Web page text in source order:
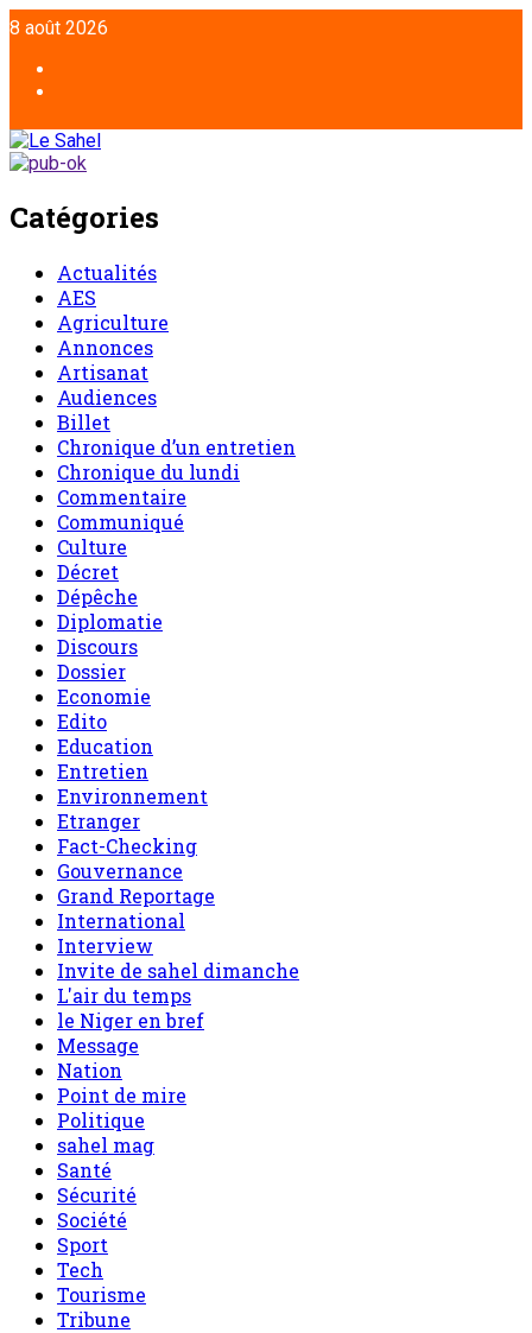
8 août 2026
Catégories
Actualités
AES
Agriculture
Annonces
Artisanat
Audiences
Billet
Chronique d’un entretien
Chronique du lundi
Commentaire
Communiqué
Culture
Décret
Dépêche
Diplomatie
Discours
Dossier
Economie
Edito
Education
Entretien
Environnement
Etranger
Fact-Checking
Gouvernance
Grand Reportage
International
Interview
Invite de sahel dimanche
L'air du temps
le Niger en bref
Message
Nation
Point de mire
Politique
sahel mag
Santé
Sécurité
Société
Sport
Tech
Tourisme
Tribune